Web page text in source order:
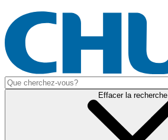
Effacer la recherche